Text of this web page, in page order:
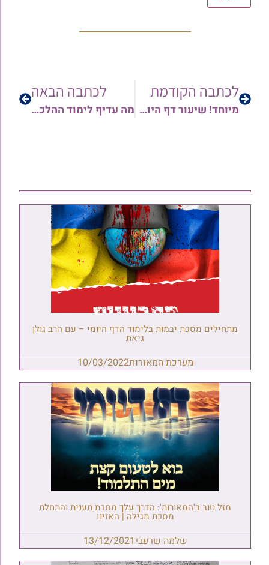
לכתבה הקודמת
מיוחד! שיעור דף היומי ברכות דף כ' | מפי הרב גד מעוז
לכתבה הבאה
מה עדיף לימוד ההלכה או לימוד דף היומי – מאת הג"ר אוריאל חוברה שליט"א
מתחילים מסכת יבמות בלימוד הדף היומי – עם הרב גולן
גיאת
מערכת המאורות10/03/2022
מזל טוב ב'המאורות': הדרך עלך מסכת תענית והתחלת
מסכת מגילה | האזינו
שלמה שרעבי13/12/2021